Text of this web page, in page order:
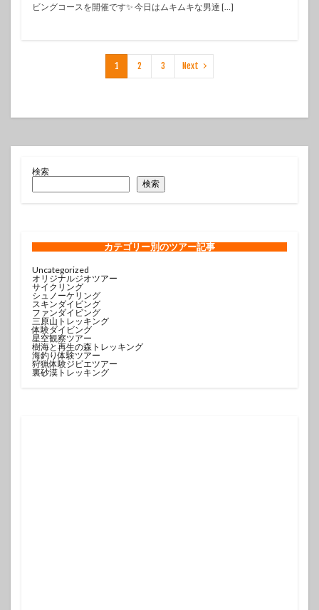
ビングコースを開催です✨️ 今日はムキムキな男達 […]
1 2 3 Next
検索
検索
カテゴリー別のツアー記事
Uncategorized
オリジナルジオツアー
サイクリング
シュノーケリング
スキンダイビング
ファンダイビング
三原山トレッキング
体験ダイビング
星空観察ツアー
樹海と再生の森トレッキング
海釣り体験ツアー
狩猟体験ジビエツアー
裏砂漠トレッキング